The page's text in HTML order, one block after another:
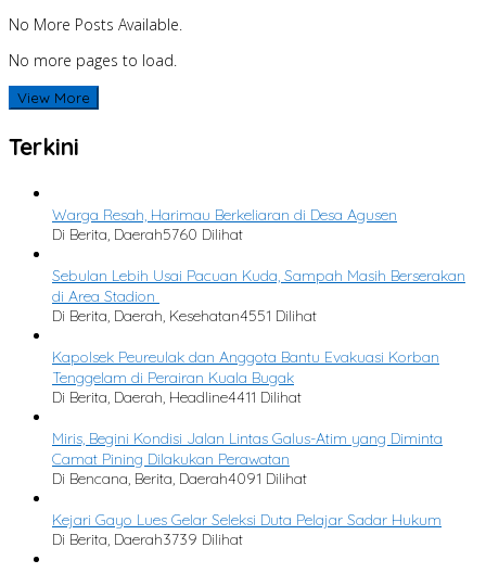
No More Posts Available.
No more pages to load.
View More
Terkini
Warga Resah, Harimau Berkeliaran di Desa Agusen
Di Berita, Daerah5760 Dilihat
Sebulan Lebih Usai Pacuan Kuda, Sampah Masih Berserakan
di Area Stadion
Di Berita, Daerah, Kesehatan4551 Dilihat
Kapolsek Peureulak dan Anggota Bantu Evakuasi Korban
Tenggelam di Perairan Kuala Bugak
Di Berita, Daerah, Headline4411 Dilihat
Miris, Begini Kondisi Jalan Lintas Galus-Atim yang Diminta
Camat Pining Dilakukan Perawatan
Di Bencana, Berita, Daerah4091 Dilihat
Kejari Gayo Lues Gelar Seleksi Duta Pelajar Sadar Hukum
Di Berita, Daerah3739 Dilihat